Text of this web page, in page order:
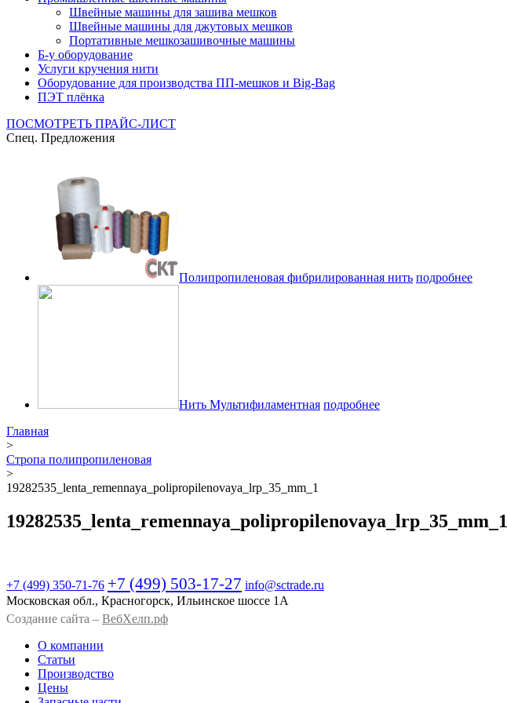
Швейные машины для зашива мешков
Швейные машины для джутовых мешков
Портативные мешкозашивочные машины
Б-у оборудование
Услуги кручения нити
Оборудование для производства ПП-мешков и Big-Bag
ПЭТ плёнка
ПОСМОТРЕТЬ ПРАЙС-ЛИСТ
Спец. Предложения
Полипропиленовая фибрилированная нить подробнее
Нить Мультифиламентная подробнее
Главная
>
Стропа полипропиленовая
>
19282535_lenta_remennaya_polipropilenovaya_lrp_35_mm_1
19282535_lenta_remennaya_polipropilenovaya_lrp_35_mm_1
+7 (499) 350-71-76 +7 (499) 503-17-27 info@sctrade.ru
Московская обл., Красногорск, Ильинское шоссе 1А
Создание сайта – ВебХелп.рф
О компании
Статьи
Производство
Цены